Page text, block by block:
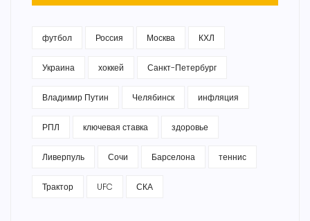
футбол Россия Москва КХЛ
Украина хоккей Санкт-Петербург
Владимир Путин Челябинск инфляция
РПЛ ключевая ставка здоровье
Ливерпуль Сочи Барселона теннис
Трактор UFC СКА